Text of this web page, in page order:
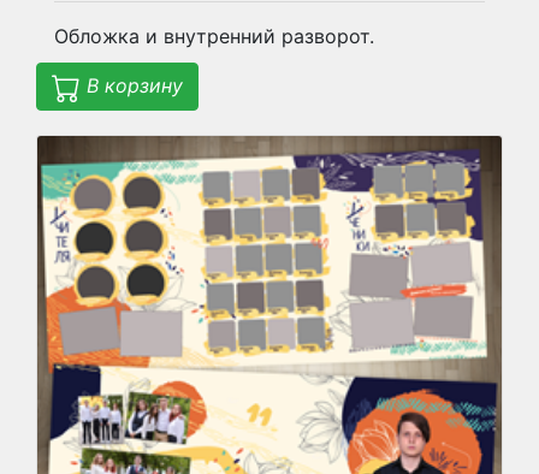
Обложка и внутренний разворот.
В корзину